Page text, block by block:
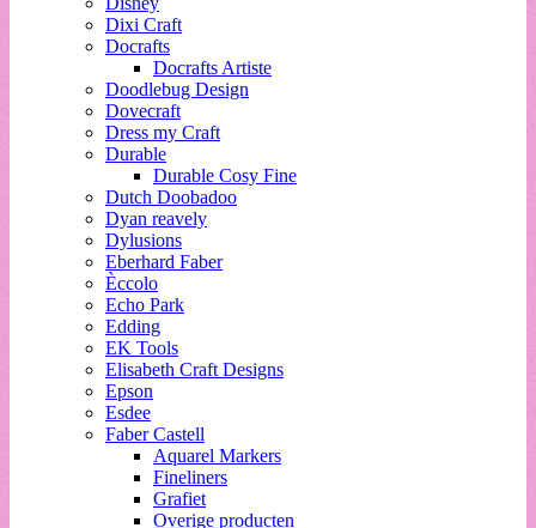
Dixi Craft
Docrafts
Docrafts Artiste
Doodlebug Design
Dovecraft
Dress my Craft
Durable
Durable Cosy Fine
Dutch Doobadoo
Dyan reavely
Dylusions
Eberhard Faber
Èccolo
Echo Park
Edding
EK Tools
Elisabeth Craft Designs
Epson
Esdee
Faber Castell
Aquarel Markers
Fineliners
Grafiet
Overige producten